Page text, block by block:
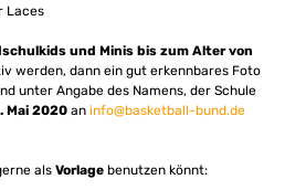
Laces
und Minis bis zum Alter von
werden, dann ein gut erkennbares Foto
unter Angabe des Namens, der Schule
Mai 2020 an info@basketball-bund.de
als Vorlage benutzen könnt: